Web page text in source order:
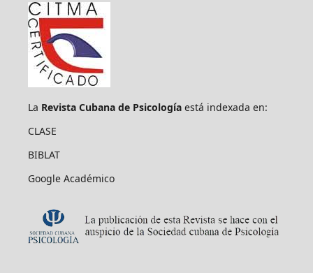
La Revista Cubana de Psicologíaestá indexada en:
CLASE
BIBLAT
Google Académico